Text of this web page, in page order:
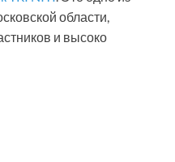
области,
и высоко